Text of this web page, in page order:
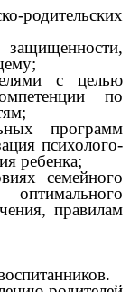
родительских
с целью
по
программ
психолого-
ребенка;
семейного
правилам